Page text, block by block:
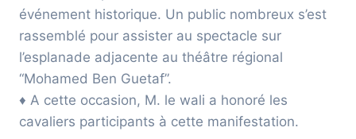
événement historique. Un public nombreux s’est
rassemblé pour assister au spectacle sur
l’esplanade adjacente au théâtre régional
“Mohamed Ben Guetaf”.
♦ A cette occasion, M. le wali a honoré les
cavaliers participants à cette manifestation.